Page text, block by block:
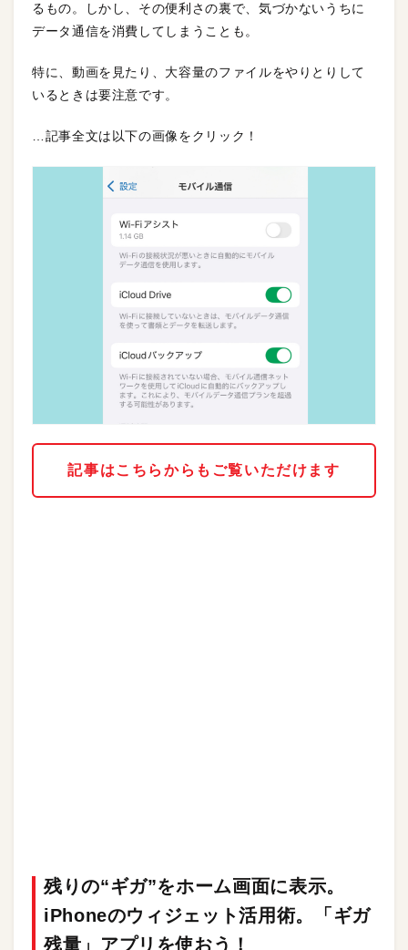
るもの。しかし、その便利さの裏で、気づかないうちに
データ通信を消費してしまうことも。
特に、動画を見たり、大容量のファイルをやりとりして
いるときは要注意です。
…記事全文は以下の画像をクリック！
記事はこちらからもご覧いただけます
残りの“ギガ”をホーム画面に表示。
iPhoneのウィジェット活用術。「ギガ
残量」アプリを使おう！